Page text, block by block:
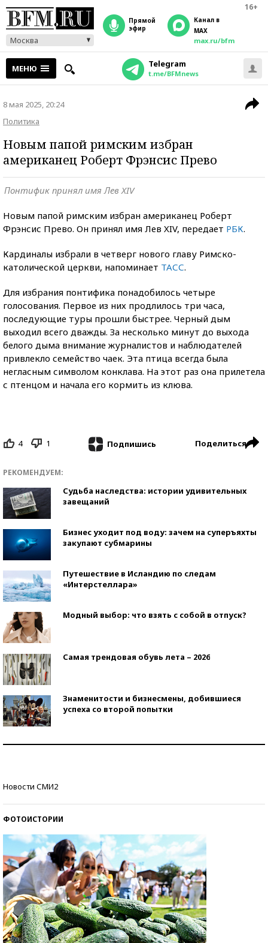
16+
Москва
прямой
эфир
Канал в
MAX
max.ru/bfm
МЕНЮ Telegram
t.me/BFMnews
8 мая 2025, 20:24
Политика
Новым папой римским избран
американец Роберт Фрэнсис Прево
Понтифик принял имя Лев XIV
Новым папой римским избран американец Роберт
Фрэнсис Прево. Он принял имя Лев XIV, передает РБК.
Кардиналы избрали в четверг нового главу Римско-
католической церкви, напоминает ТАСС.
Для избрания понтифика понадобилось четыре
голосования. Первое из них продлилось три часа,
последующие туры прошли быстрее. Черный дым
выходил всего дважды. За несколько минут до выхода
белого дыма внимание журналистов и наблюдателей
привлекло семейство чаек. Эта птица всегда была
негласным символом конклава. На этот раз она прилетела
с птенцом и начала его кормить из клюва.
4 1 Подпишись Поделиться
РЕКОМЕНДУЕМ:
Судьба наследства: истории удивительных
завещаний
Бизнес уходит под воду: зачем на суперъяхты
закупают субмарины
Путешествие в Исландию по следам
«Интерстеллара»
Модный выбор: что взять с собой в отпуск?
Самая трендовая обувь лета – 2026
Знаменитости и бизнесмены, добившиеся
успеха со второй попытки
Новости СМИ2
ФОТОИСТОРИИ